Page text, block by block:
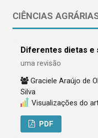
CIÊNCIAS
Diferentes dietas e
uma revisão
Graciele Araújo de
Silva
Visualizações do
PDF